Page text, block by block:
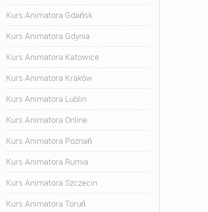
Kurs Animatora Gdańsk
Kurs Animatora Gdynia
Kurs Animatora Katowice
Kurs Animatora Kraków
Kurs Animatora Lublin
Kurs Animatora Online
Kurs Animatora Poznań
Kurs Animatora Rumia
Kurs Animatora Szczecin
Kurs Animatora Toruń